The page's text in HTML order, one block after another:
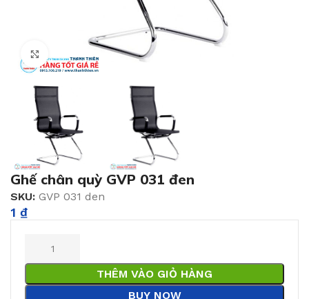
Click to enlarge
Ghế chân quỳ GVP 031 đen
SKU: GVP 031 den
1 ₫
THÊM VÀO GIỎ HÀNG
BUY NOW